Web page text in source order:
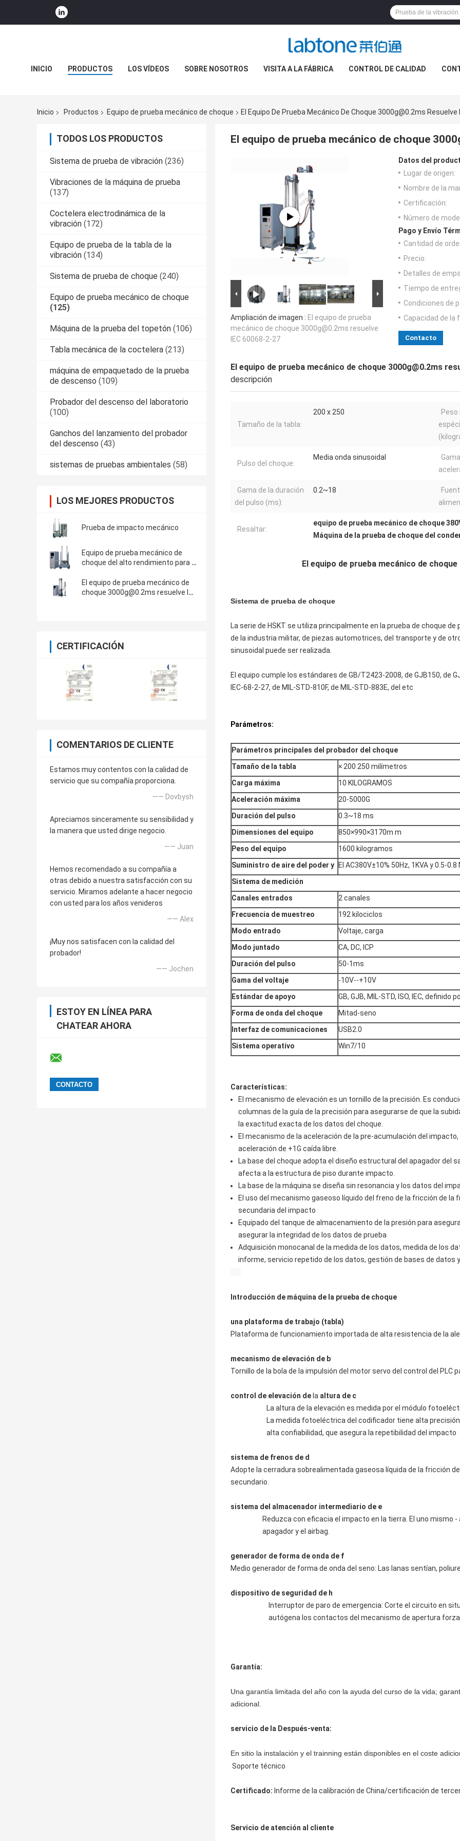
INICIO PRODUCTOS LOS VÍDEOS SOBRE NOSOTROS VISITA A LA FÁBRICA CONTROL DE CALIDAD
Inicio Productos Equipo de prueba mecánico de choque El Equipo De Prueba Mecánico De Choque 3000g@0.2ms Resuelve
TODOS LOS PRODUCTOS
Sistema de prueba de vibración (236)
Vibraciones de la máquina de prueba
(137)
Coctelera electrodinámica de la
vibración (172)
Equipo de prueba de la tabla de la
vibración (134)
Sistema de prueba de choque (240)
Equipo de prueba mecánico de choque
(125)
Máquina de la prueba del topetón (106)
Tabla mecánica de la coctelera (213)
máquina de empaquetado de la prueba
de descenso (109)
Probador del descenso del laboratorio
(100)
Ganchos del lanzamiento del probador
del descenso (43)
sistemas de pruebas ambientales (58)
LOS MEJORES PRODUCTOS
Prueba de impacto mecánico
Equipo de prueba mecánico de
choque del alto rendimiento para la
6ms
El equipo de prueba mecánico de
choque 3000g@0.2ms resuelve IEC
CERTIFICACIÓN
COMENTARIOS DE CLIENTE
Estamos muy contentos con la calidad de
servicio que su compañía proporciona.
—— Dovbysh
Apreciamos sinceramente su sensibilidad y
la manera que usted dirige negocio.
—— Juan
Hemos recomendado a su compañía a
otras debido a nuestra satisfacción con su
servicio. Miramos adelante a hacer negocio
con usted para los años venideros
—— Alex
¡Muy nos satisfacen con la calidad del
probador!
—— Jochen
ESTOY EN LÍNEA PARA
CHATEAR AHORA
El equipo de prueba mecánico de choque
Ampliación de imagen : El equipo de prueba
mecánico de choque 3000g@0.2ms resuelve
IEC 60068-2-27
Datos del
Lugar de origen:
Nombre de la
Certificación:
Número de
Pago y Envío
Cantidad de
Precio:
Detalles de
Tiempo de
Condiciones de
Capacidad de la
Contacto
El equipo de prueba mecánico de choque 3000g@0.2ms
descripción
Tamaño de la tabla:
200 x 250
Pulso del choque:
Media onda sinusoidal
Gama de la duración
del pulso (ms):
0.2~18
Resaltar:
equipo de prueba mecánico de choque
Máquina de la prueba de choque del
El equipo de prueba mecánico de
Sistema de prueba de choque
La serie de HSKT se utiliza principalmente en la prueba de choque
de la industria militar, de piezas automotrices, del transporte y de
sinusoidal puede ser realizada.
El equipo cumple los estándares de GB/T2423-2008, de GJB150, de
IEC-68-2-27, de MIL-STD-810F, de MIL-STD-883E, del etc
Parámetros:
Parámetros principales del probador del choque
Tamaño de la tabla
× 200 250 milímetros
Carga máxima
10 KILOGRAMOS
Aceleración máxima
20-5000G
Duración del pulso
0.3~18 ms
Dimensiones del equipo
850×990×3170m m
Peso del equipo
1600 kilogramos
Suministro de aire del poder y
El AC380V±10% 50Hz, 1KVA y 0.5-0.8
Sistema de medición
Canales entrados
2 canales
Frecuencia de muestreo
192 kilociclos
Modo entrado
Voltaje, carga
Modo juntado
CA, DC, ICP
Duración del pulso
50-1ms
Gama del voltaje
-10V--+10V
Estándar de apoyo
GB, GJB, MIL-STD, ISO, IEC, definido
Forma de onda del choque
Mitad-seno
Interfaz de comunicaciones
USB2.0
Sistema operativo
Win7/10
Características:
El mecanismo de elevación es un tornillo de la precisión. Es
columnas de la guía de la precisión para asegurarse de que la
la exactitud exacta de los datos del choque.
El mecanismo de la aceleración de la pre-acumulación del
aceleración de +1G caída libre.
La base del choque adopta el diseño estructural del apagador del
afecta a la estructura de piso durante impacto.
La base de la máquina se diseña sin resonancia y los datos del
El uso del mecanismo gaseoso líquido del freno de la fricción de
secundaria del impacto
Equipado del tanque de almacenamiento de la presión para
asegurar la integridad de los datos de prueba
Adquisición monocanal de la medida de los datos, medida de los
informe, servicio repetido de los datos, gestión de bases de datos
Introducción de máquina de la prueba de choque
una plataforma de trabajo (tabla)
Plataforma de funcionamiento importada de alta resistencia de la
mecanismo de elevación de b
Tornillo de la bola de la impulsión del motor servo del control del
control de elevación de la altura de c
La altura de la elevación es medida por el módulo
La medida fotoeléctrica del codificador tiene alta
alta confiabilidad, que asegura la repetibilidad del impacto
sistema de frenos de d
Adopte la cerradura sobrealimentada gaseosa líquida de la fricción
secundario.
sistema del almacenador intermediario de e
Reduzca con eficacia el impacto en la tierra. El uno mismo
apagador y el airbag.
generador de forma de onda de f
Medio generador de forma de onda del seno: Las lanas sentían,
dispositivo de seguridad de h
Interruptor de paro de emergencia: Corte el circuito en
autógena los contactos del mecanismo de apertura
Garantía:
Una garantía limitada del año con la ayuda del curso de la vida;
adicional.
servicio de la Después-venta:
En sitio la instalación y el trainning están disponibles en el coste
Soporte técnico
Certificado: Informe de la calibración de China/certificación de
Servicio de atención al cliente